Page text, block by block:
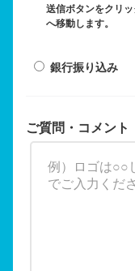
送信ボタンをクリ
へ移動します。
銀行振り込み
ご質問・コメント